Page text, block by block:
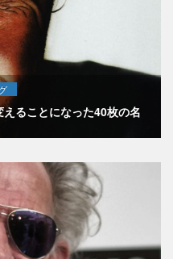
ることになった40枚の名